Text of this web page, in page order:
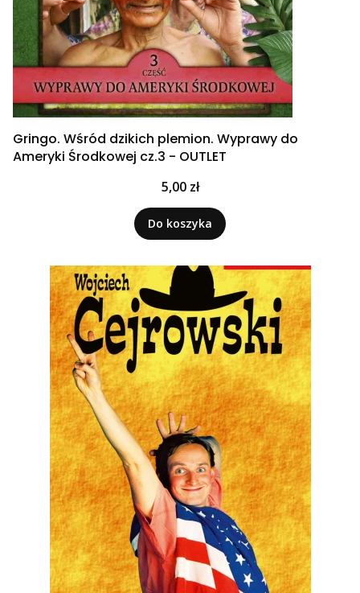
Gringo. Wśród dzikich plemion. Wyprawy do
Ameryki Środkowej cz.3 - OUTLET
Cena
5,00 zł
Do koszyka